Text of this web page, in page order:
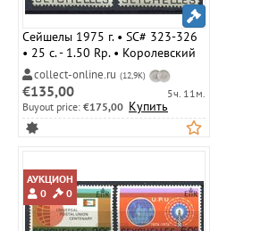
Сейшелы 1975 г. • SC# 323-326
• 25 c. - 1.50 Rp. • Королевский
визит • надпечатки • полн.
серия • MLH OG VF
collect-online.ru (12,9K)
€135,00
5ч. 11м.
Buyout price: €175,00 Купить
АУКЦИОН
0
0